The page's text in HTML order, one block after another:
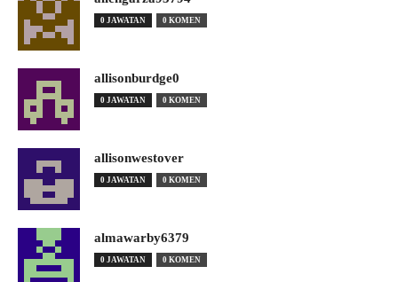
0 JAWATAN 0 KOMEN
allisonburdge0
0 JAWATAN 0 KOMEN
allisonwestover
0 JAWATAN 0 KOMEN
almawarby6379
0 JAWATAN 0 KOMEN